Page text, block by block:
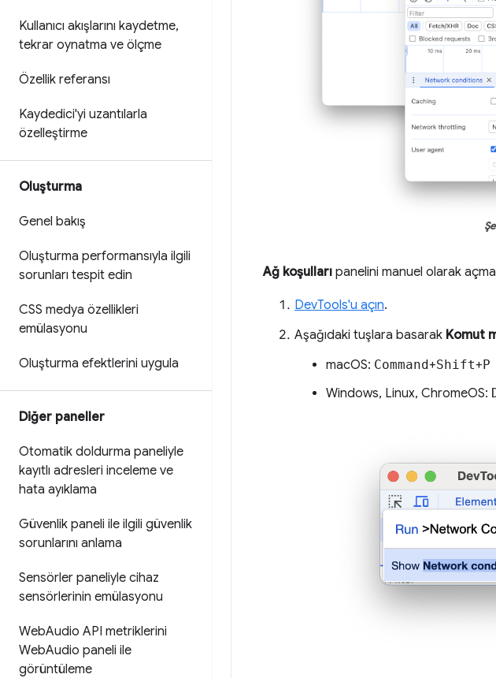
Kullanıcı akışlarını kaydetme,
tekrar oynatma ve ölçme
Özellik referansı
Kaydedici'yi uzantılarla
özelleştirme
Oluşturma
Genel bakış
Oluşturma performansıyla ilgili
sorunları tespit edin
CSS medya özellikleri
emülasyonu
Oluşturma efektlerini uygula
Diğer paneller
Otomatik doldurma paneliyle
kayıtlı adresleri inceleme ve
hata ayıklama
Güvenlik paneli ile ilgili güvenlik
sorunlarını anlama
Sensörler paneliyle cihaz
sensörlerinin emülasyonu
WebAudio API metriklerini
WebAudio paneli ile
görüntüleme
Ağ koşulları panelini manuel olarak
DevTools'u açın.
Aşağıdaki tuşlara basarak Komut
macOS: Command+Shift+P
Windows, Linux, ChromeOS: